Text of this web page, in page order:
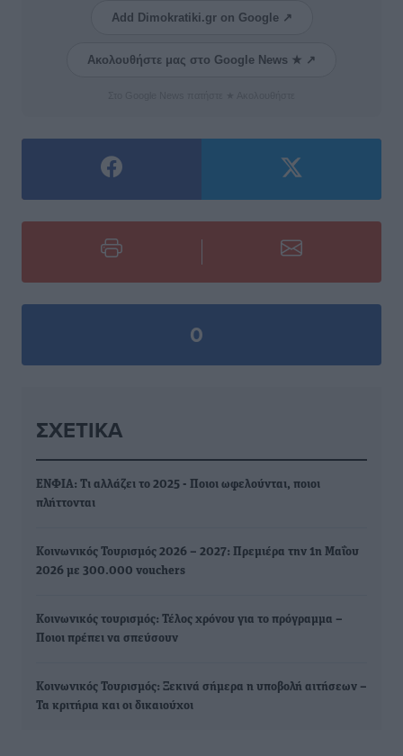
Add Dimokratiki.gr on Google ↗
Ακολουθήστε μας στο Google News ★ ↗
0
ΣΧΕΤΙΚΆ
ΕΝΦΙΑ: Τι αλλάζει το 2025 - Ποιοι ωφελούνται, ποιοι
πλήττονται
Κοινωνικός Τουρισμός 2026 – 2027: Πρεμιέρα την 1η Μαΐου
2026 με 300.000 vouchers
Κοινωνικός τουρισμός: Τέλος χρόνου για το πρόγραμμα –
Ποιοι πρέπει να σπεύσουν
Κοινωνικός Τουρισμός: Ξεκινά σήμερα η υποβολή αιτήσεων –
Τα κριτήρια και οι δικαιούχοι